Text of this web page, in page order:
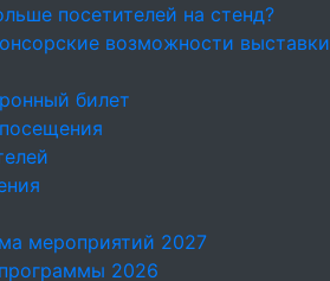
посетителей на стенд?
возможности выставки
билет
мероприятий 2027
2026